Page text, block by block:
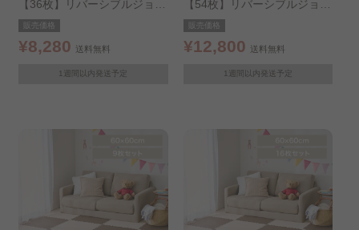
【36枚】リバーシブルジョイ
ントマット30cm 18枚 ×2個
モカブラウン／ベージュ
販売価格
¥8,280 送料無料
1週間以内発送予定
【54枚】リバーシブルジョイ
ントマット30cm 18枚 ×3個
モカブラウン／ベージュ
販売価格
¥12,800 送料無料
1週間以内発送予定